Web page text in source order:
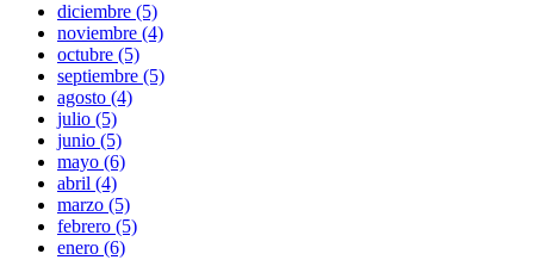
diciembre (5)
noviembre (4)
octubre (5)
septiembre (5)
agosto (4)
julio (5)
junio (5)
mayo (6)
abril (4)
marzo (5)
febrero (5)
enero (6)